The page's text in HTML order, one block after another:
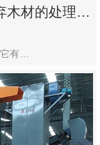
木材的处理模
有…